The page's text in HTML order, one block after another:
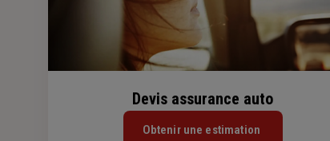
Devis assurance auto
Obtenir une estimation